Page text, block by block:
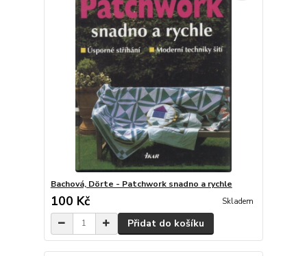
Bachová, Dörte - Patchwork snadno a rychle
100 Kč Skladem
Přidat do košíku